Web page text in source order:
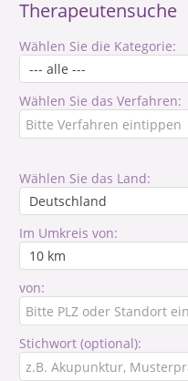
Therapeutensuche
Wählen Sie die Kategorie:
Wählen Sie das Verfahren:
Wählen Sie das Land:
Im Umkreis von:
von:
Stichwort (optional):